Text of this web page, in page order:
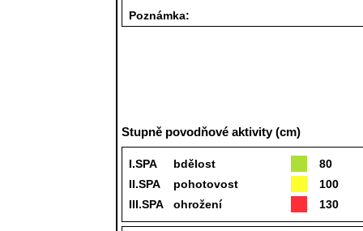
Poznámka:
Stupně povodňové aktivity (cm)
I.SPA bdělost
80
II.SPA
pohotovost
100
III.SPA
ohrožení 130